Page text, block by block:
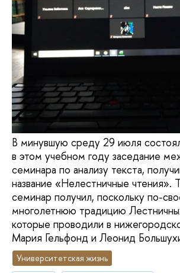
В минувшую среду 29 июля
в этом учебном году заседание
семинара по анализу текста,
название «Нелестничные чтения».
семинар получил, поскольку по-
многолетнюю традицию
которые проводили в
Мария Гельфонд и Леонид
Университетская жизнь